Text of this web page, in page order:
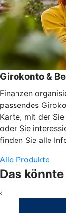
Girokonto &
Finanzen
passendes
Karte, mit der
oder Sie
finden Sie alle
Alle Produkte
Das
‹